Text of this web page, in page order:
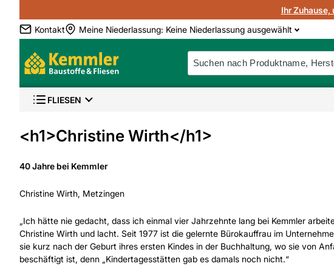
Ihr Zuhause,
Kontakt
Meine Niederlassung: Keine Niederlassung ausgewählt
FLIESEN
<h1>Christine Wirth</h1>
40 Jahre bei Kemmler
Christine Wirth, Metzingen
„Ich hätte nie gedacht, dass ich einmal vier Jahrzehnte lang bei Kemmler
Christine Wirth und lacht. Seit 1977 ist die gelernte Bürokauffrau im
sie kurz nach der Geburt ihres ersten Kindes in der Buchhaltung, wo sie von
beschäftigt ist, denn „Kindertagesstätten gab es damals noch nicht.“